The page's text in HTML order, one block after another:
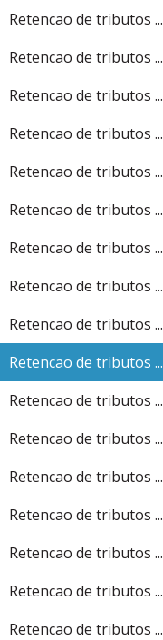
Retencao de tributos ...
Retencao de tributos ...
Retencao de tributos ...
Retencao de tributos ...
Retencao de tributos ...
Retencao de tributos ...
Retencao de tributos ...
Retencao de tributos ...
Retencao de tributos ...
Retencao de tributos ...
Retencao de tributos ...
Retencao de tributos ...
Retencao de tributos ...
Retencao de tributos ...
Retencao de tributos ...
Retencao de tributos ...
Retencao de tributos ...